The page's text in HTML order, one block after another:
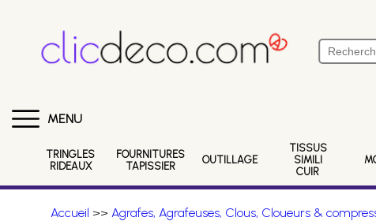
MENU
TRINGLES
RIDEAUX
FOURNITURES
TAPISSIER
OUTILLAGE
TISSUS
SIMILI
CUIR
Accueil >> Agrafes, Agrafeuses, Clous, Cloueurs &